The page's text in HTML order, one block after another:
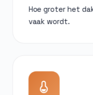
Hoe groter het
vaak wordt.